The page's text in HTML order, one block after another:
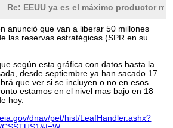
Re: EEUU ya es el máximo productor
anunció que van a liberar 50 millones
las reservas estratégicas (SPR en su
según esta gráfica con datos hasta la
desde septiembre ya han sacado 17
que ver si se incluyen o no en esos
estamos en el nivel mas bajo en 18
hoy.
dnav/pet/hist/LeafHandler.ashx?